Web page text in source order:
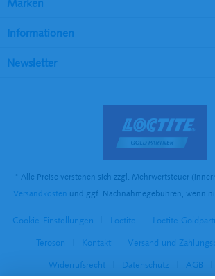
Marken
Informationen
Newsletter
* Alle Preise verstehen sich zzgl. Mehrwertsteuer
Versandkosten und ggf. Nachnahmegebühren, wenn
Cookie-Einstellungen Loctite Loctite
Teroson
Kontakt
Versand und
Widerrufsrecht
Datenschutz AGB